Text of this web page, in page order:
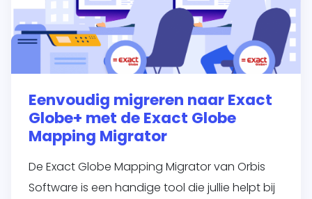
Eenvoudig migreren naar Exact
Globe+ met de Exact Globe
Mapping Migrator
De Exact Globe Mapping Migrator van Orbis
Software is een handige tool die jullie helpt bij